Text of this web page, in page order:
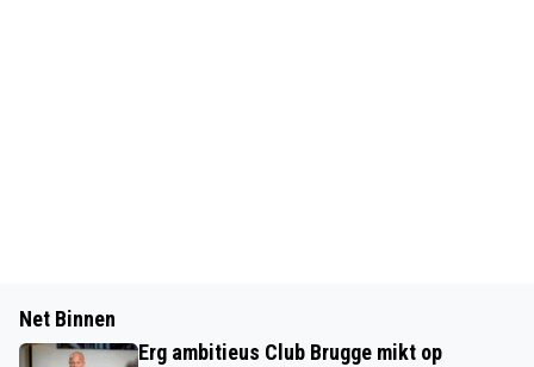
Net Binnen
Erg ambitieus Club Brugge mikt op